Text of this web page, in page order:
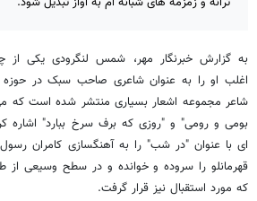
به گزارش خبرنگار مهر، شمس لنگرودی یکی
اغلب او را به عنوان شاعری صاحب سبک در
شاعر مجموعه اشعار بسیاری منتشر شده است که
بومی و رومی" و "روزی که برف سرخ ببارد" اشاره
ای با عنوان "در شب" را به آهنگسازی کامران
قهرمانلو را سروده و خوانده و در سطح وسیعی
که مورد استقبال نیز قرار گرفت.